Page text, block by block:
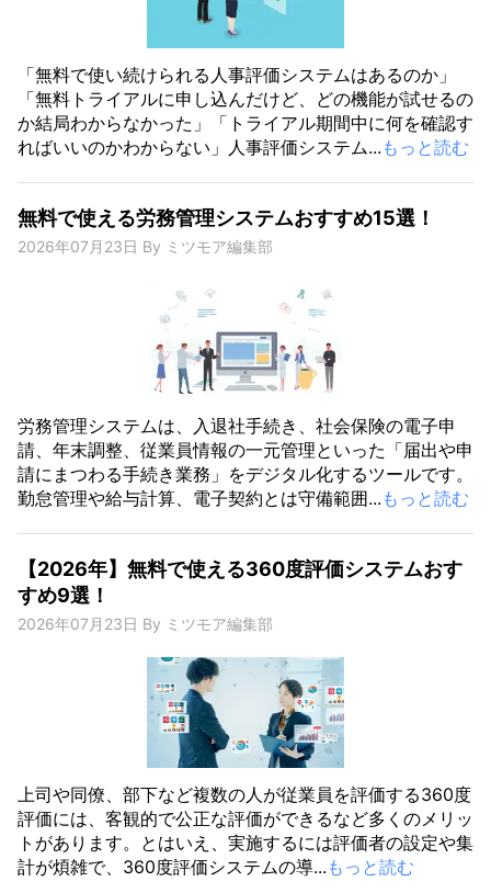
「無料で使い続けられる人事評価システムはあるのか」
「無料トライアルに申し込んだけど、どの機能が試せるの
か結局わからなかった」「トライアル期間中に何を確認す
ればいいのかわからない」人事評価システム... もっと読む
無料で使える労務管理システムおすすめ15選！
2026年07月23日 By ミツモア編集部
労務管理システムは、入退社手続き、社会保険の電子申
請、年末調整、従業員情報の一元管理といった「届出や申
請にまつわる手続き業務」をデジタル化するツールです。
勤怠管理や給与計算、電子契約とは守備範囲... もっと読む
【2026年】無料で使える360度評価システムおす
すめ9選！
2026年07月23日 By ミツモア編集部
上司や同僚、部下など複数の人が従業員を評価する360度
評価には、客観的で公正な評価ができるなど多くのメリッ
トがあります。とはいえ、実施するには評価者の設定や集
計が煩雑で、360度評価システムの導... もっと読む